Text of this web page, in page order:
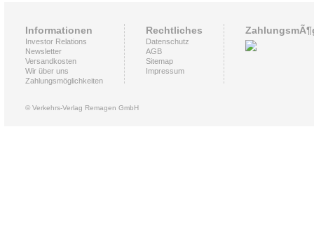
Informationen
Investor Relations
Newsletter
Versandkosten
Wir über uns
Zahlungsmöglichkeiten
Rechtliches
Datenschutz
AGB
Sitemap
Impressum
© Verkehrs-Verlag Remagen GmbH